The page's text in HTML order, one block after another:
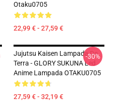
Otaku0705
22,99 € - 27,59 €
Jujutsu Kaisen Lampada Da
Terra - GLORY SUKUNA Led
Anime Lampada OTAKU0705
27,59 € - 32,19 €
-30%